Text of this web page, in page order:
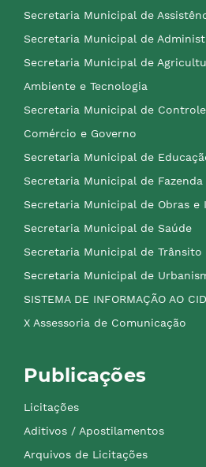
Secretaria Municipal de
Secretaria Municipal de
Secretaria Municipal de
Ambiente e Tecnologia
Secretaria Municipal de
Comércio e Governo
Secretaria Municipal de
Secretaria Municipal de Fazenda
Secretaria Municipal de Obras
Secretaria Municipal de Saúde
Secretaria Municipal de Trânsito
Secretaria Municipal de
SISTEMA DE INFORMAÇÃO AO
X Assessoria de Comunicação
Publicações
Licitações
Aditivos / Apostilamentos
Arquivos de Licitações